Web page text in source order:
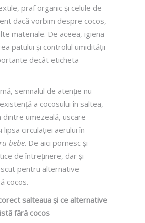
praf organic și celule de
dacă vorbim despre cocos,
materiale. De aceea, igiena
patului și controlul umidității
decât eticheta
semnalul de atenție nu
a cocosului în saltea,
dintre umezeală, uscare
lipsa circulației aerului în
bebe. De aici pornesc și
de întreținere, dar și
pentru alternative
cocos.
salteaua și ce alternative
fără cocos